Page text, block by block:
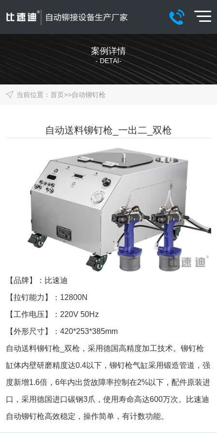
案例详情
- DETAI-
当前位置： 首页>>自动铆钉枪
自动送料铆钉枪_一出二_双枪
【品牌】：比速迪
【拉钉能力】：12800N
【工作电压】：220V 50Hz
【外形尺寸】：420*253*385mm
自动送料铆钉枪_双枪，采用德国高精度加工技术。铆钉枪
缸体内壁研磨精度达0.4以下，铆钉枪气缸采用锻造管道，强
度新增1.6倍，6年内出货故障率控制在2%以下，配件原装进
口，采用德国进口碳钢3爪，使用寿命高达600万次。比速迪
自动铆钉枪高效稳定，操作简单，有计数功能。